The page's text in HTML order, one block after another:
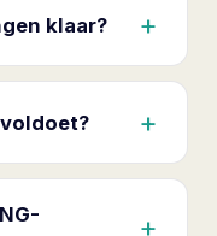
de installatie-
een complete
klaar?
binnen 5 tot 10
stukken.
aanpassing het
en